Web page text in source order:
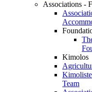
Associations -
Kimolos
Team